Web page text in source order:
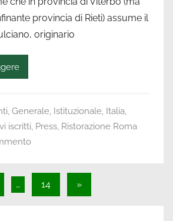
provincia di Rieti) assume il
originario
, Generale, Istituzionale, Italia,
iscritti, Press, Ristorazione Roma
… 14
Articolo
successivo
»